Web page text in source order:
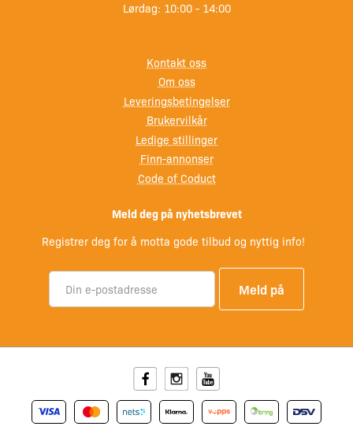
Lørdag: 10:00 - 14:00
Kontakt oss
Om oss
Leveringsbetingelser
Brukervilkår
Ledige stillinger
Finn-annonser
Code of Coduct
Meld deg på nyhetsbrevet
Registrer deg for å motta gode tilbud og nyttig info!
FacebookInstagramYoutube